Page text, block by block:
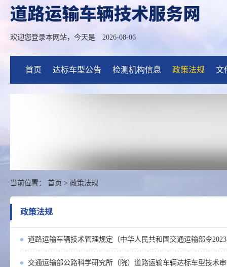
欢迎您登录本网站，今天是 2026-08-06
首页 达标车型公告 检测机构信息 政策法规 文
当前位置： 首页 > 政策法规
政策法规
道路运输车辆技术管理规定（中华人民共和国交通运输部令
交通运输部公路科学研究所（院）道路运输车辆达标车型技术